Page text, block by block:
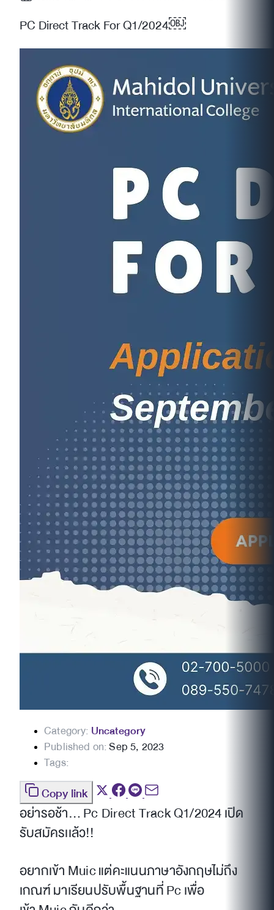
PC Direct Track For Q1/2024￼
Category: Uncategory
Published on:Sep 5, 2023
Tags:
Copy link
อย่ารอช้า… Pc Direct Track Q1/2024 เปิด
รับสมัครเเล้ว!!
อยากเข้า Muic แต่คะแนนภาษาอังกฤษไม่ถึง
เกณฑ์ มาเรียนปรับพื้นฐานที่ Pc เพื่อ